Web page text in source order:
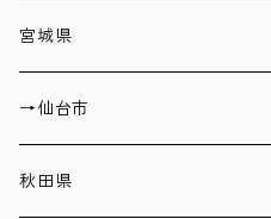
宮城県
→仙台市
秋田県